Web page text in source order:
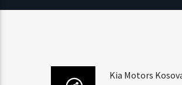
Kia Motors